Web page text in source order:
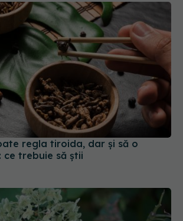
regla tiroida, dar și să o
ce trebuie să știi